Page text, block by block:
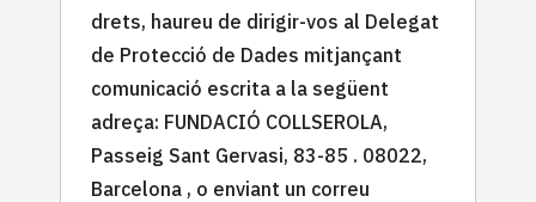
drets, haureu de dirigir-vos al Delegat
de Protecció de Dades mitjançant
comunicació escrita a la següent
adreça: FUNDACIÓ COLLSEROLA,
Passeig Sant Gervasi, 83-85 . 08022,
Barcelona , o enviant un correu